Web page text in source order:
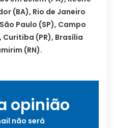
(BA), Rio de Janeiro
Paulo (SP), Campo
Curitiba (PR), Brasília
(RN).
opinião
não será